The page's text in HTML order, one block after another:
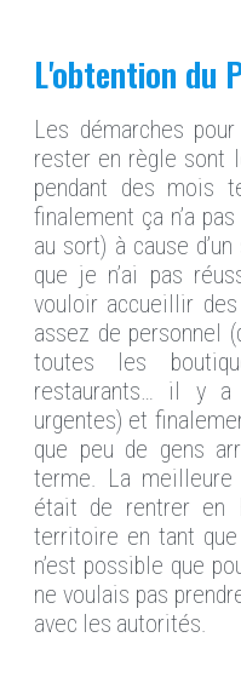
L'obtention du
Les démarches
rester en règle sont
pendant des mois
finalement ça n’a
au sort) à cause
que je n’ai pas
vouloir accueillir
assez de personnel
toutes les
restaurants… il y a
urgentes) et
que peu de gens
terme. La
était de rentrer en
territoire en tant
n’est possible que
ne voulais pas
avec les autorités.